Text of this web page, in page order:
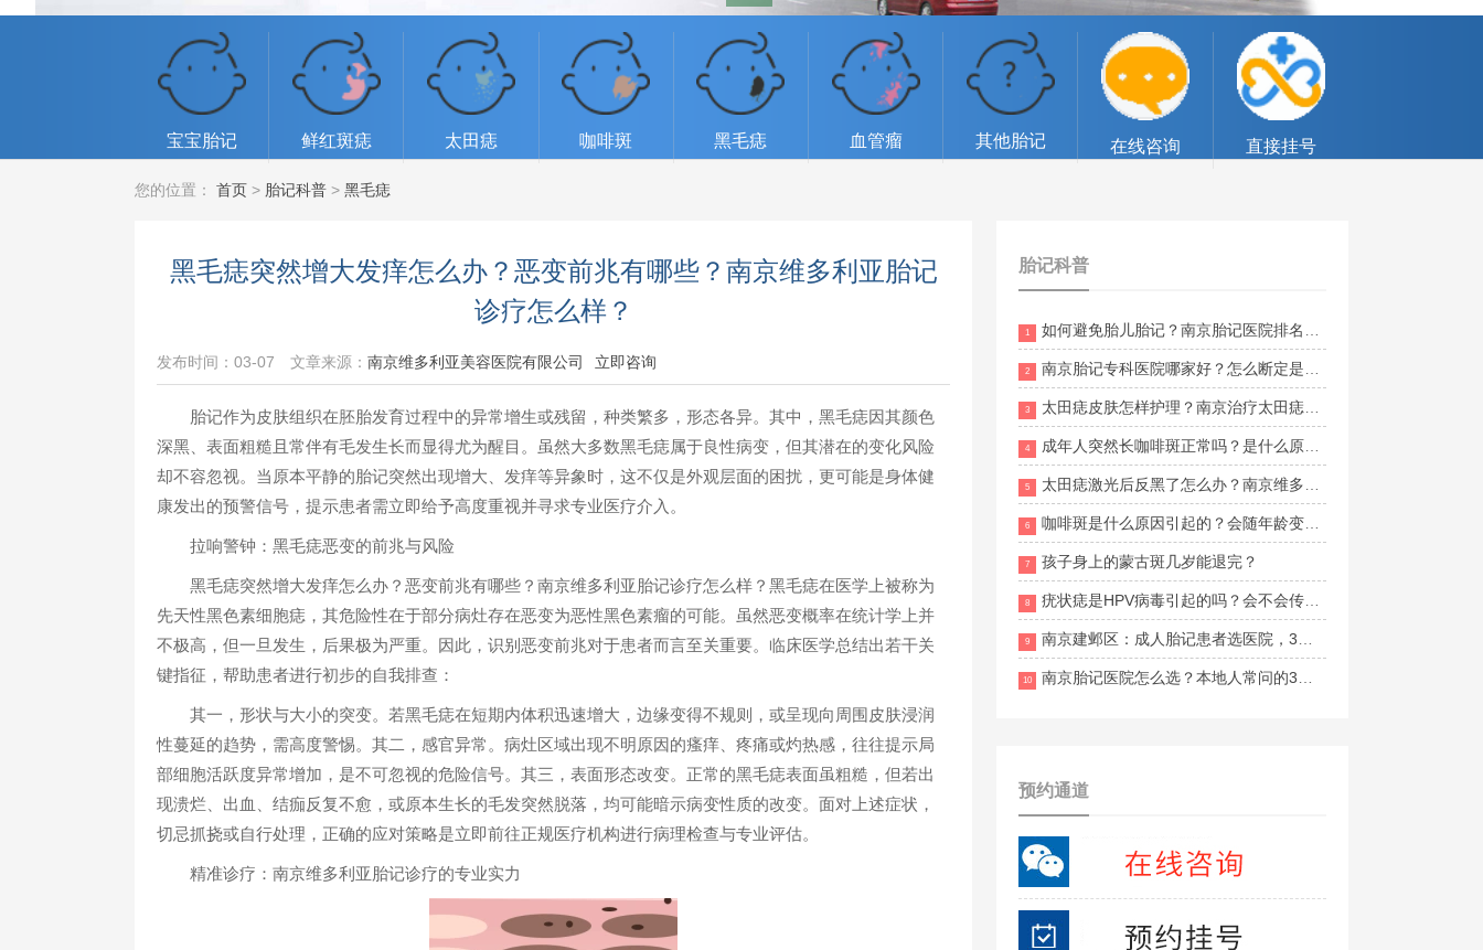
宝宝胎记 鲜红斑痣 太田痣 咖啡斑 黑毛痣 血管瘤 其他胎记 在线咨询 直接挂号
您的位置： 首页 > 胎记科普 > 黑毛痣
黑毛痣突然增大发痒怎么办？恶变前兆有哪些？南京维多利亚胎记
诊疗怎么样？
发布时间：03-07 文章来源： 南京维多利亚美容医院有限公司 立即咨询
胎记作为皮肤组织在胚胎发育过程中的异常增生或残留，种类繁多，形态各异。其中，黑毛痣因其颜色
深黑、表面粗糙且常伴有毛发生长而显得尤为醒目。虽然大多数黑毛痣属于良性病变，但其潜在的变化风险
却不容忽视。当原本平静的胎记突然出现增大、发痒等异象时，这不仅是外观层面的困扰，更可能是身体健
康发出的预警信号，提示患者需立即给予高度重视并寻求专业医疗介入。
拉响警钟：黑毛痣恶变的前兆与风险
黑毛痣突然增大发痒怎么办？恶变前兆有哪些？南京维多利亚胎记诊疗怎么样？黑毛痣在医学上被称为
先天性黑色素细胞痣，其危险性在于部分病灶存在恶变为恶性黑色素瘤的可能。虽然恶变概率在统计学上并
不极高，但一旦发生，后果极为严重。因此，识别恶变前兆对于患者而言至关重要。临床医学总结出若干关
键指征，帮助患者进行初步的自我排查：
其一，形状与大小的突变。若黑毛痣在短期内体积迅速增大，边缘变得不规则，或呈现向周围皮肤浸润
性蔓延的趋势，需高度警惕。其二，感官异常。病灶区域出现不明原因的瘙痒、疼痛或灼热感，往往提示局
部细胞活跃度异常增加，是不可忽视的危险信号。其三，表面形态改变。正常的黑毛痣表面虽粗糙，但若出
现溃烂、出血、结痂反复不愈，或原本生长的毛发突然脱落，均可能暗示病变性质的改变。面对上述症状，
切忌抓挠或自行处理，正确的应对策略是立即前往正规医疗机构进行病理检查与专业评估。
精准诊疗：南京维多利亚胎记诊疗的专业实力
胎记科普
1 如何避免胎儿胎记？南京胎记医院排名第几？
2 南京胎记专科医院哪家好？怎么断定是不是黑毛痣？
3 太田痣皮肤怎样护理？南京治疗太田痣哪里比较好一点？
4 成年人突然长咖啡斑正常吗？是什么原因导致的？
5 太田痣激光后反黑了怎么办？南京维多利亚胎记诊疗怎么样？
6 咖啡斑是什么原因引起的？会随年龄变多吗？
7 孩子身上的蒙古斑几岁能退完？
8 疣状痣是HPV病毒引起的吗？会不会传染给家人？
9 南京建邺区：成人胎记患者选医院，3个实用技巧帮到你
10 南京胎记医院怎么选？本地人常问的3家机构
预约通道